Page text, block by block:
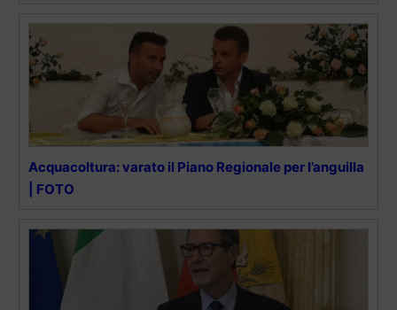
Acquacoltura: varato il Piano Regionale per l’anguilla
| FOTO